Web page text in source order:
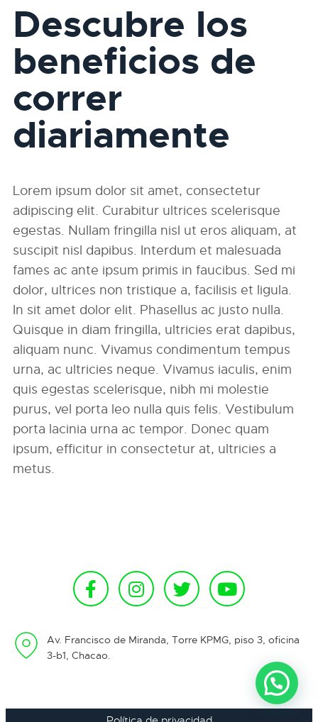
Descubre los
beneficios de
correr
diariamente
Lorem ipsum dolor sit amet, consectetur
adipiscing elit. Curabitur ultrices scelerisque
egestas. Nullam fringilla nisl ut eros aliquam, at
suscipit nisl dapibus. Interdum et malesuada
fames ac ante ipsum primis in faucibus. Sed mi
dolor, ultrices non tristique a, facilisis et ligula.
In sit amet dolor elit. Phasellus ac justo nulla.
Quisque in diam fringilla, ultricies erat dapibus,
aliquam nunc. Vivamus condimentum tempus
urna, ac ultricies neque. Vivamus iaculis, enim
quis egestas scelerisque, nibh mi molestie
purus, vel porta leo nulla quis felis. Vestibulum
porta lacinia urna ac tempor. Donec quam
ipsum, efficitur in consectetur at, ultricies a
metus.
Av. Francisco de Miranda, Torre KPMG, piso 3, oficina
3-b1, Chacao.